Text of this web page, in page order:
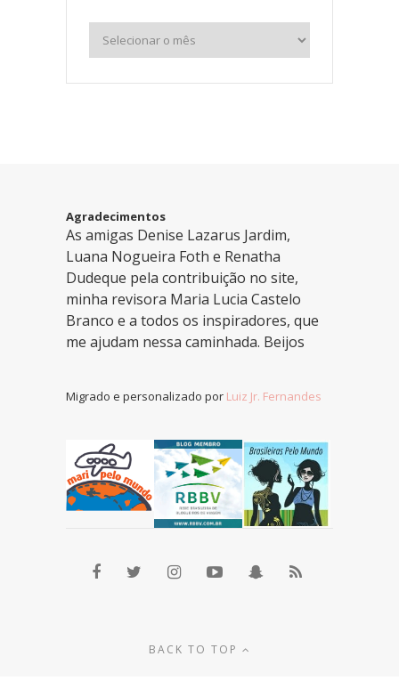
Agradecimentos
As amigas Denise Lazarus Jardim,
Luana Nogueira Foth e Renatha
Dudeque pela contribuição no site,
minha revisora Maria Lucia Castelo
Branco e a todos os inspiradores, que
me ajudam nessa caminhada. Beijos
Migrado e personalizado por Luiz Jr. Fernandes
BACK TO TOP